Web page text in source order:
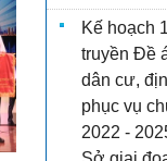
Kế hoạch
truyền Đề
dân cư,
phục vụ
2022 -